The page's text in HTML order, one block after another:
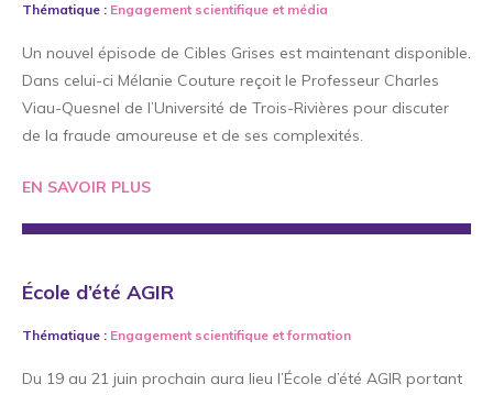
Thématique : Engagement scientifique et média
Un nouvel épisode de Cibles Grises est maintenant disponible.
Dans celui-ci Mélanie Couture reçoit le Professeur Charles
Viau-Quesnel de l’Université de Trois-Rivières pour discuter
de la fraude amoureuse et de ses complexités.
EN SAVOIR PLUS
École d’été AGIR
Thématique : Engagement scientifique et formation
Du 19 au 21 juin prochain aura lieu l’École d’été AGIR portant